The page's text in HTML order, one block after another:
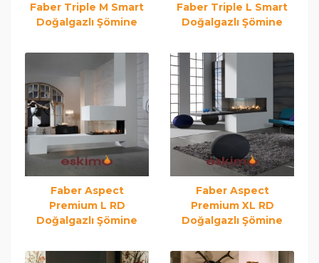
Faber Triple M Smart
Doğalgazlı Şömine
Faber Triple L Smart
Doğalgazlı Şömine
Faber Aspect
Premium L RD
Doğalgazlı Şömine
Faber Aspect
Premium XL RD
Doğalgazlı Şömine